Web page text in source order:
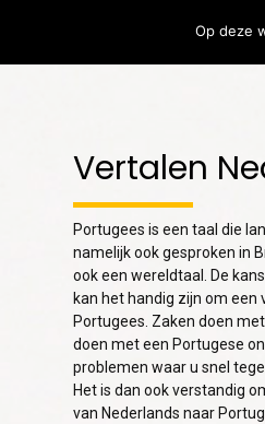
Vertalen
Portugees is een taal die
namelijk ook gesproken in
ook een wereldtaal. De
kan het handig zijn om
Portugees. Zaken doen
doen met een Portugese
problemen waar u snel
Het is dan ook verstandig
van Nederlands naar
Op deze